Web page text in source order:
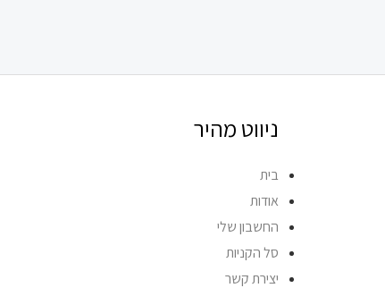
ניווט מהיר
בית
אודות
החשבון שלי
סל הקניות
יצירת קשר